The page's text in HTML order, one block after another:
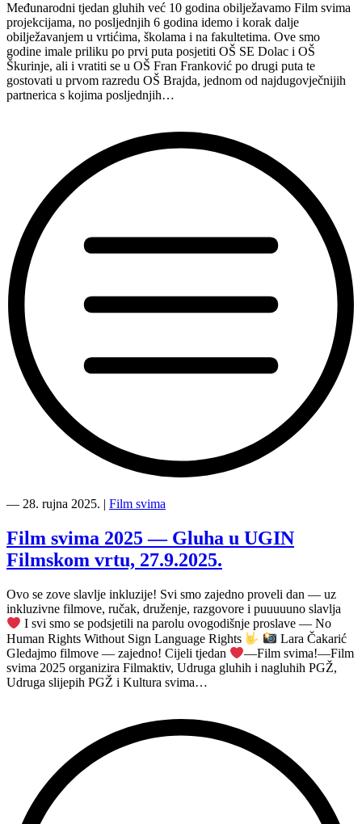
Međunarodni tjedan gluhih već 10 godina obilježavamo Film svima
projekcijama, no posljednjih 6 godina idemo i korak dalje
obilježavanjem u vrtićima, školama i na fakultetima. Ove smo
godine imale priliku po prvi puta posjetiti OŠ SE Dolac i OŠ
Škurinje, ali i vratiti se u OŠ Fran Franković po drugi puta te
gostovati u prvom razredu OŠ Brajda, jednom od najdugovječnijih
partnerica s kojima posljednjih…
svima
obilježio
Međunarodni
tjedan
5
radionica
u
5
škola
s
preko
― 28. rujna 2025. | Film svima
Film svima 2025 — Gluha u UGIN
Filmskom vrtu, 27.9.2025.
Ovo se zove slavlje inkluzije! Svi smo zajedno proveli dan — uz
inkluzivne filmove, ručak, druženje, razgovore i puuuuuno slavlja
I svi smo se podsjetili na parolu ovogodišnje proslave — No
Human Rights Without Sign Language Rights
Lara Čakarić
Gledajmo filmove — zajedno! Cijeli tjedan
—Film svima!—Film
svima 2025 organizira Filmaktiv, Udruga gluhih i nagluhih PGŽ,
Udruga slijepih PGŽ i Kultura svima…